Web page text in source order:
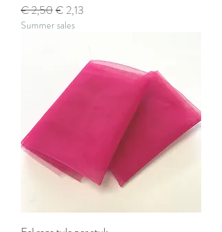
Normale prijs
€ 2,50Verkoopprijs
€ 2,13
Summer sales